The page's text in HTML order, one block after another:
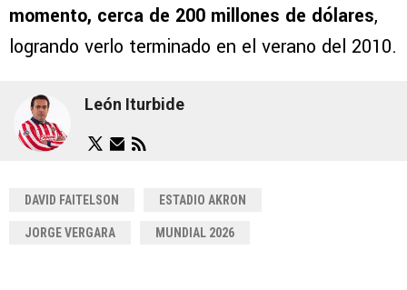
momento, cerca de 200 millones de dólares,
logrando verlo terminado en el verano del 2010.
León Iturbide
DAVID FAITELSON ESTADIO AKRON
JORGE VERGARA MUNDIAL 2026